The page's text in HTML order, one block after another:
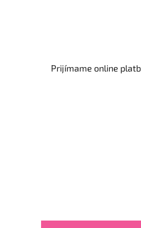
Prijímame online